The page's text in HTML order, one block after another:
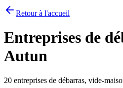
Retour à l'accueil
Entreprises de
Autun
20 entreprises de débarras, vide-